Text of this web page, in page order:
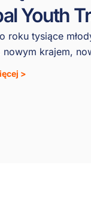
Youth
roku tysiące
nowym krajem,
>